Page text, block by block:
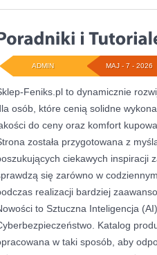
MAJ - 7 - 2026
ADMIN
Feniks.pl to dynamicznie
osób, które cenią solidne
do ceny oraz komfort
została przygotowana z
ciekawych inspiracji
się zarówno w
realizacji bardziej
to Sztuczna Inteligencja
Katalog
w taki sposób, aby